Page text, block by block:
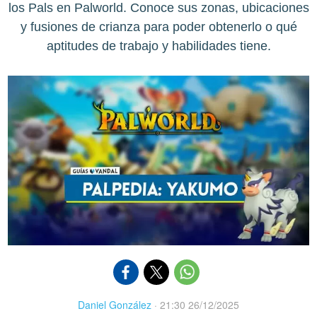
los Pals en Palworld. Conoce sus zonas, ubicaciones
y fusiones de crianza para poder obtenerlo o qué
aptitudes de trabajo y habilidades tiene.
Daniel González · 21:30 26/12/2025